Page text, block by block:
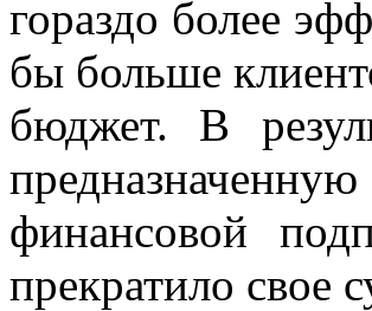
гораздо более
бы больше
бюджет. В
финансовой
прекратило свое